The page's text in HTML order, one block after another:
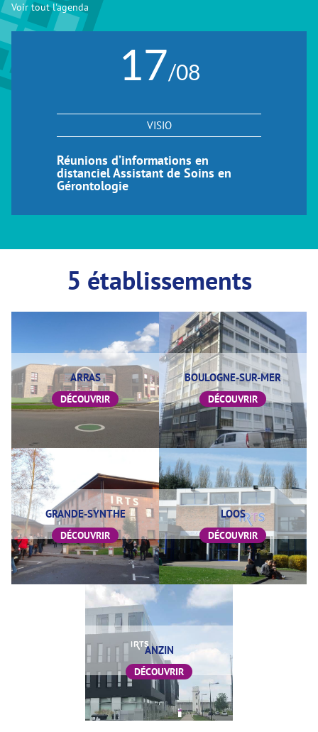
Voir tout l'agenda
17/08
VISIO
Réunions d’informations en
distanciel Assistant de Soins en
Gérontologie
5 établissements
ARRAS
DÉCOUVRIR
BOULOGNE-SUR-MER
DÉCOUVRIR
GRANDE-SYNTHE
DÉCOUVRIR
LOOS
DÉCOUVRIR
ANZIN
DÉCOUVRIR